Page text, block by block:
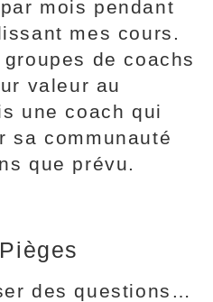
mois pendant
mes cours.
de coachs
valeur au
une coach qui
sa communauté
que prévu.
des questions…